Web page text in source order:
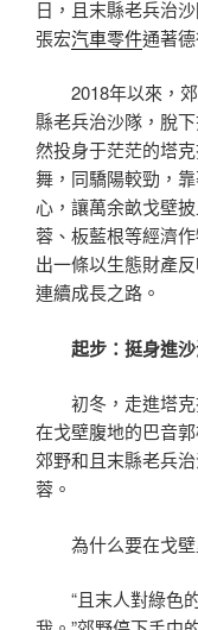
日，且末縣老兵治
張宏汽車零件通著德
2018年以來，
縣老兵治沙隊，脫
然投身于茫茫的塔
舞，同驕陽較勁，
心，讓萬余畝戈壁
蓉、板藍根等經濟
出一條以生態財產
連續成長之路。
起步：挺身進
初冬，走進塔
在戈壁腹地的巴音
郊野和且末縣老兵
蓉。
為什么要在戈
“且末人對綠色